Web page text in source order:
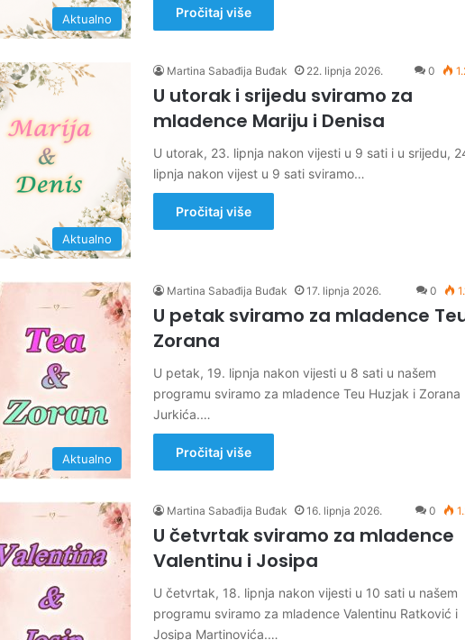
Aktualno Pročitaj više
Aktualno
Martina Sabađija Buđak 22. lipnja 2026. 0
U utorak i srijedu sviramo za
mladence Mariju i Denisa
U utorak, 23. lipnja nakon vijesti u 9 sati i u srijedu,
lipnja nakon vijest u 9 sati sviramo…
Pročitaj više
Aktualno
Martina Sabađija Buđak 17. lipnja 2026. 0
U petak sviramo za mladence
Zorana
U petak, 19. lipnja nakon vijesti u 8 sati u našem
programu sviramo za mladence Teu Huzjak i Zorana
Jurkića.…
Pročitaj više
Martina Sabađija Buđak 16. lipnja 2026. 0
U četvrtak sviramo za mladence
Valentinu i Josipa
U četvrtak, 18. lipnja nakon vijesti u 10 sati u našem
programu sviramo za mladence Valentinu Ratković i
Josipa Martinovića.…